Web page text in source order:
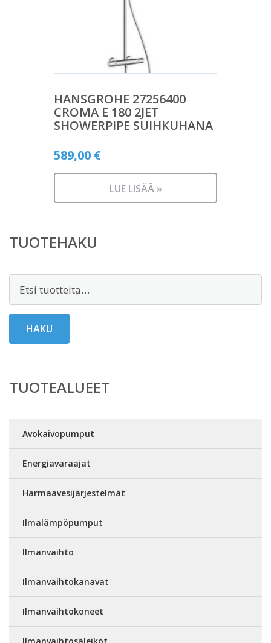
HANSGROHE 27256400
CROMA E 180 2JET
SHOWERPIPE SUIHKUHANA
589,00 €
LUE LISÄÄ »
TUOTEHAKU
HAKU
TUOTEALUEET
Avokaivopumput
Energiavaraajat
Harmaavesijärjestelmät
Ilmalämpöpumput
Ilmanvaihto
Ilmanvaihtokanavat
Ilmanvaihtokoneet